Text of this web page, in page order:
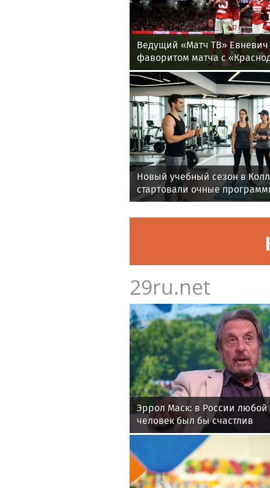
Ведущий «Матч ТВ» Евневич
фаворитом матча с
Новый учебный сезон в
стартовали очные
фитнес-тренеров и
29ru.net
Эррол Маск: в России
человек был бы счастлив